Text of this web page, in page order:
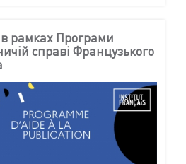
в рамках Програми
справі Французького